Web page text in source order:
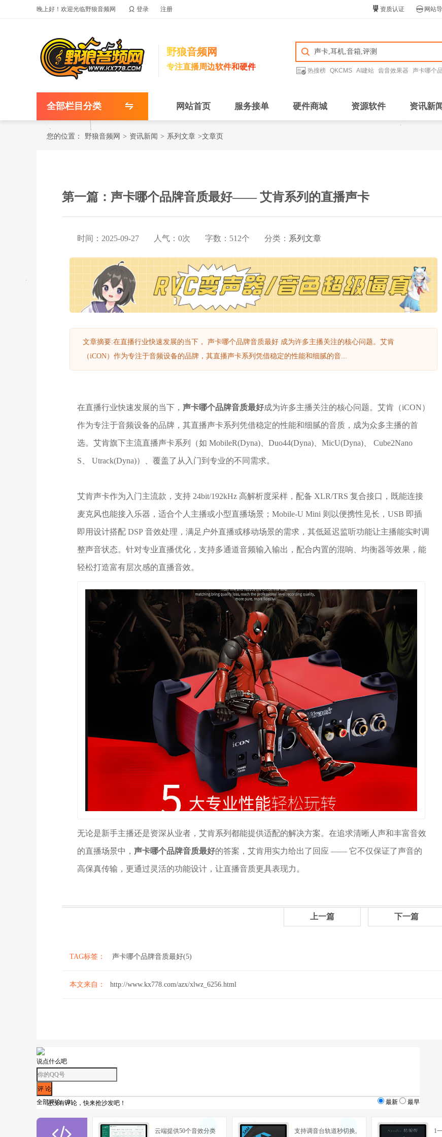
晚上好！欢迎光临野狼音频网  登录 注册  资质认证  网站
野狼音频网
专注直播周边软件和硬件  热搜榜 QKCMS AI建站 齿音效果器 声卡哪个
全部栏目分类 网站首页 服务接单 硬件商城 资源软件 资讯新
您的位置： 野狼音频网 > 资讯新闻 > 系列文章 >文章页
第一篇：声卡哪个品牌音质最好—— 艾肯系列的直播声卡
时间：2025-09-27 人气： 0次 字数： 512个 分类： 系列文章
文章摘要:在直播行业快速发展的当下， 声卡哪个品牌音质最好 成为许多主播关注的核心问题。艾肯
（iCON）作为专注于音频设备的品牌，其直播声卡系列凭借稳定的性能和细腻的音...
在直播行业快速发展的当下， 声卡哪个品牌音质最好成为许多主播关注的核心问题。艾肯（iCON）
作为专注于音频设备的品牌，其直播声卡系列凭借稳定的性能和细腻的音质，成为众多主播的首
选。艾肯旗下主流直播声卡系列（如 MobileR(Dyna)、Duo44(Dyna)、MicU(Dyna)、 Cube2Nano
S、 Utrack(Dyna)）、覆盖了从入门到专业的不同需求。
艾肯声卡作为入门主流款，支持 24bit/192kHz 高解析度采样，配备 XLR/TRS 复合接口，既能连接
麦克风也能接入乐器，适合个人主播或小型直播场景；Mobile-U Mini 则以便携性见长，USB 即插
即用设计搭配 DSP 音效处理，满足户外直播或移动场景的需求，其低延迟监听功能让主播能实时调
整声音状态。针对专业直播优化，支持多通道音频输入输出，配合内置的混响、均衡器等效果，能
轻松打造富有层次感的直播音效。
无论是新手主播还是资深从业者，艾肯系列都能提供适配的解决方案。在追求清晰人声和丰富音效
的直播场景中， 声卡哪个品牌音质最好的答案，艾肯用实力给出了回应 —— 它不仅保证了声音的
高保真传输，更通过灵活的功能设计，让直播音质更具表现力。
上一篇 下一篇
TAG标签： 声卡哪个品牌音质最好(5)
本文来自： http://www.kx778.com/azx/xlwz_6256.html
说点什么吧
全部评论（0） 最新 最早
还没有评论，快来抢沙发吧！
云端提供50个音效分类 支持调音台轨道秒切换, 1